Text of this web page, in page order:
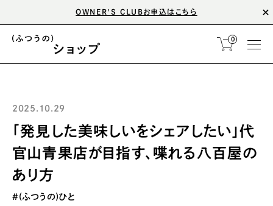
OWNER'S CLUBお申込はこちら
0
2025.10.29
「発見した美味しいをシェアしたい」代
官山青果店が目指す、喋れる八百屋の
あり方
#(ふつうの)ひと